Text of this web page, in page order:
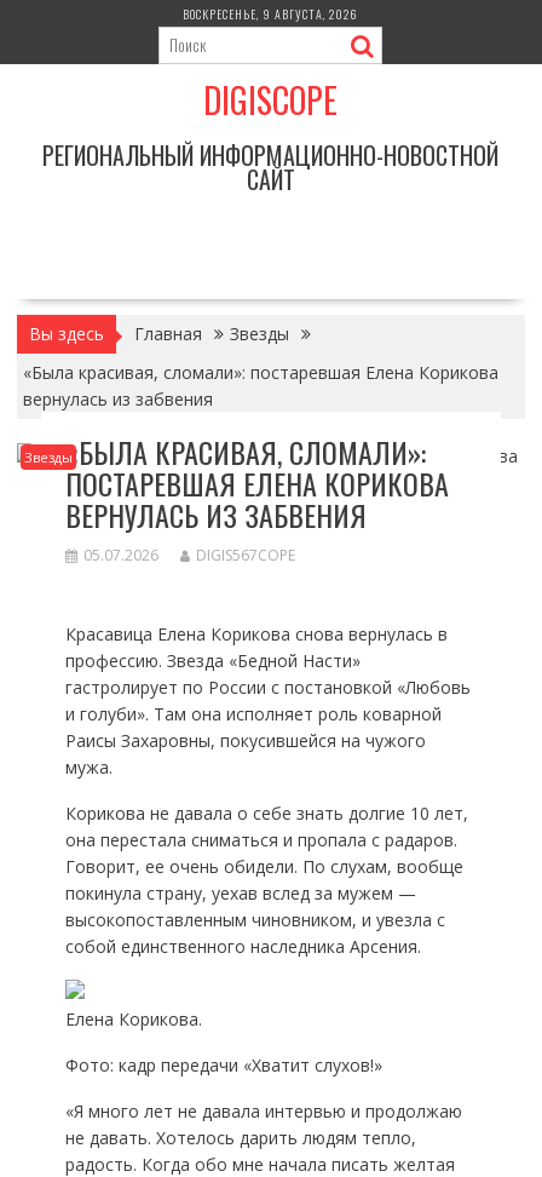
содержимому
ВОСКРЕСЕНЬЕ, 9 АВГУСТА, 2026
DIGISCOPE
РЕГИОНАЛЬНЫЙ ИНФОРМАЦИОННО-НОВОСТНОЙ
САЙТ
Вы здесь Главная
Звезды
«Была красивая, сломали»: постаревшая Елена Корикова
вернулась из забвения
Звезды«БЫЛА КРАСИВАЯ, СЛОМАЛИ»:
ПОСТАРЕВШАЯ ЕЛЕНА КОРИКОВА
ВЕРНУЛАСЬ ИЗ ЗАБВЕНИЯ
05.07.2026 DIGIS567COPE
Красавица Елена Корикова снова вернулась в
профессию. Звезда «Бедной Насти»
гастролирует по России с постановкой «Любовь
и голуби». Там она исполняет роль коварной
Раисы Захаровны, покусившейся на чужого
мужа.
Корикова не давала о себе знать долгие 10 лет,
она перестала сниматься и пропала с радаров.
Говорит, ее очень обидели. По слухам, вообще
покинула страну, уехав вслед за мужем —
высокопоставленным чиновником, и увезла с
собой единственного наследника Арсения.
Елена Корикова.
Фото: кадр передачи «Хватит слухов!»
«Я много лет не давала интервью и продолжаю
не давать. Хотелось дарить людям тепло,
радость. Когда обо мне начала писать желтая